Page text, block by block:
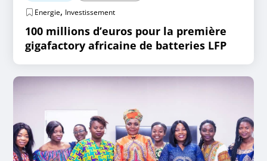
Energie, Investissement
100 millions d’euros pour la première
gigafactory africaine de batteries LFP